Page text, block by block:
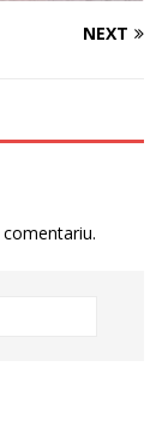
NEXT